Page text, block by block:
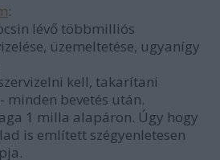
:
lévő többmilliós
üzemeltetése, ugyanígy
kell, takarítani
minden bevetés után.
1 milla alapáron. Úgy hogy
is említett szégyenletesen